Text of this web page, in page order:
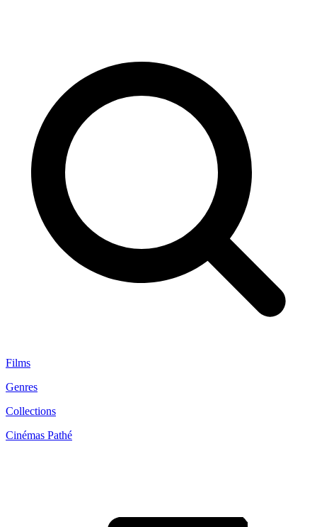
Films
Genres
Collections
Cinémas Pathé